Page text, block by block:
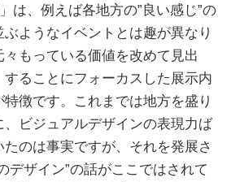
は、例えば各地方の”良い感じ”の
ようなイベントとは趣が異なり
々もっている価値を改めて見出
ることにフォーカスした展示内
徴です。これまでは地方を盛り
、ビジュアルデザインの表現力ば
のは事実ですが、それを発展さ
デザイン”の話がここではされて